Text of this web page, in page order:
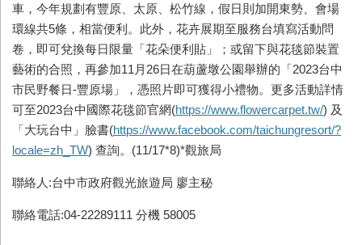
車，今年規劃有豐原、太原、松竹線，假日則加開東勢、會場
環線共5條，相當便利。此外，花卉展期至服務台填寫活動問
卷，即可兌換每日限量「花朵便利貼」；或留下與花毯節裝置
藝術的合照，再參加11月26日在葫蘆墩公園舉辦的「2023台中
市民野餐日-豐原場」，憑照片即可獲得小禮物。更多活動詳情
可至2023台中國際花毯節官網(https://www.flowercarpet.tw/) 及
「大玩台中」臉書(https://www.facebook.com/taichungresort/?
locale=zh_TW) 查詢。(11/17*8)*觀旅局
聯絡人:台中市政府觀光旅遊局 廖主秘
聯絡電話:04-22289111 分機 58005